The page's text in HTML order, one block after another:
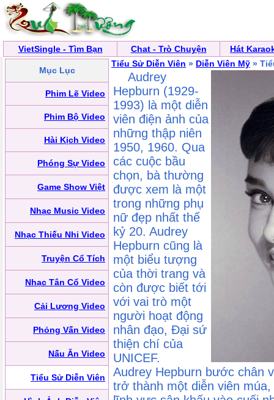
VietSingle - Tìm Bạn Chat - Trò Chuyện Hát
Mục Lục
Phim Lẽ Video
Phim Bộ Video
Hài Kịch Video
Phóng Sự Video
Game Show Việt
Nhạc Music Video
Nhạc Thiếu Nhi Video
Truyện Cổ Tích
Nhạc Tân Cổ Video
Cải Lương Video
Phỏng Vấn Video
Nấu Ăn Video
Tiểu Sử Diễn Viên
Tiểu Sử Diễn Viên » Diễn Viên Mỹ »
Audrey
Hepburn (1929-
1993) là một diễn
viên điện ảnh của
những thập niên
1950, 1960. Qua
các cuộc bầu
chọn, bà thường
được xem là một
trong những phụ
nữ đẹp nhất thế
kỷ 20. Audrey
Hepburn cũng là
một biểu tượng
của thời trang và
còn được biết tới
với vai trò một
người hoạt động
nhân đạo, Đại sứ
thiện chí của
UNICEF.
Audrey Hepburn bước chân
trở thành một diễn viên